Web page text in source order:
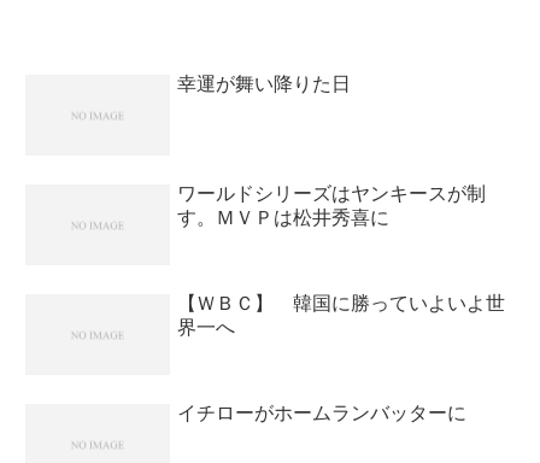
幸運が舞い降りた日
ワールドシリーズはヤンキースが制
す。ＭＶＰは松井秀喜に
【ＷＢＣ】 韓国に勝っていよいよ世
界一へ
イチローがホームランバッターに